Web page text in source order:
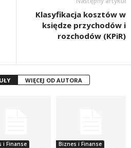
Klasyfikacja kosztów w
księdze przychodów i
rozchodów (KPiR)
WIĘCEJ OD AUTORA
i Finanse Biznes i Finanse